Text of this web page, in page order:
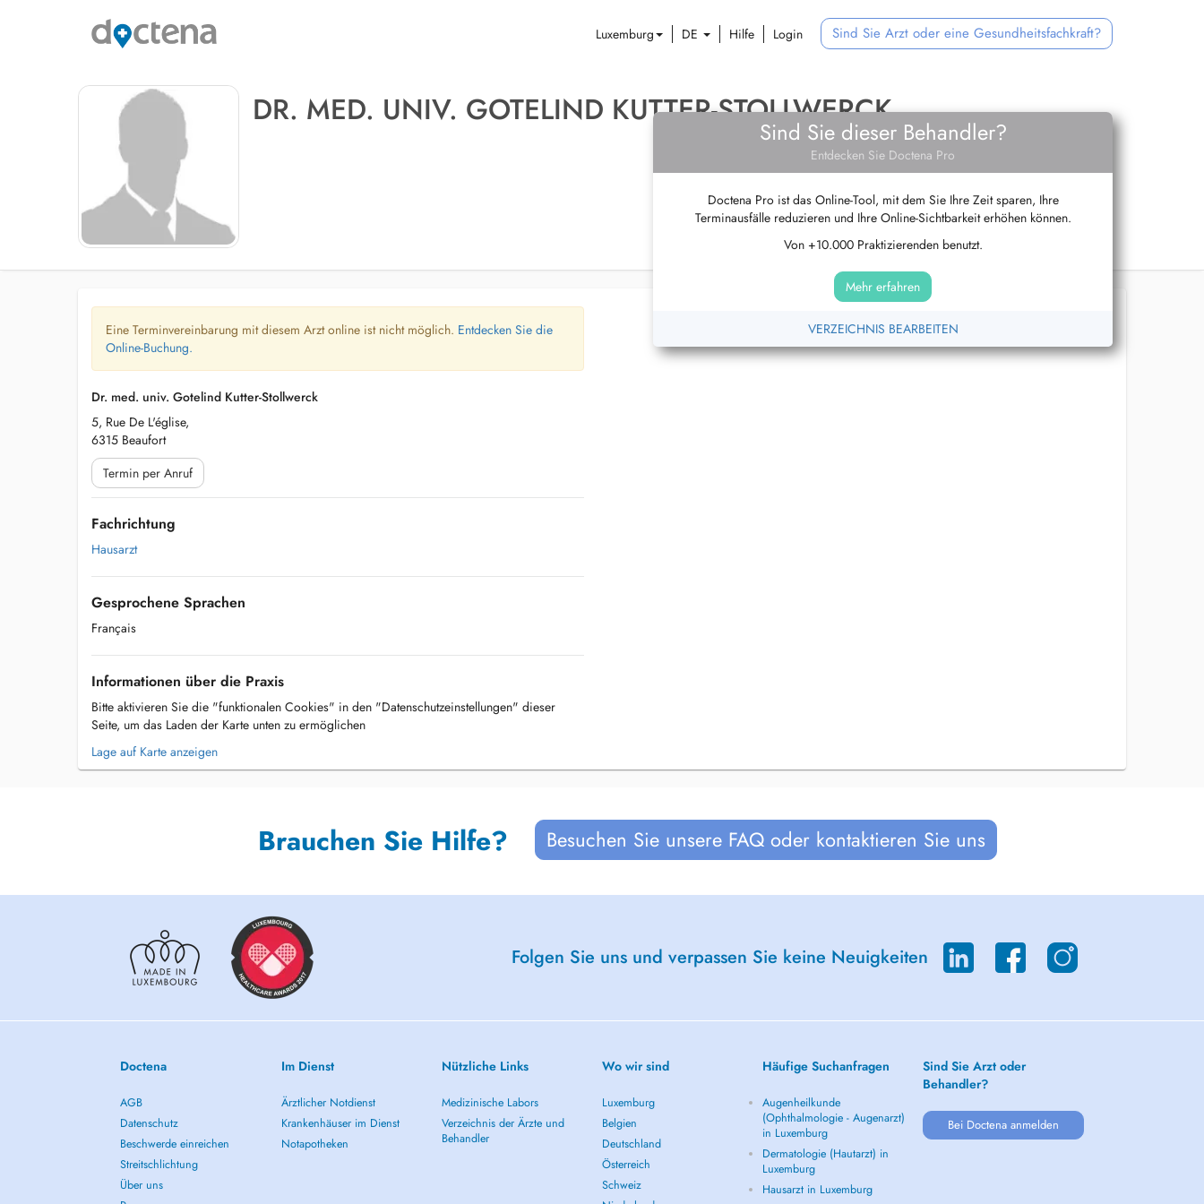
Luxemburg DE Hilfe Login Sind Sie Arzt oder eine Gesundheitsfachkraft?
DR. MED. UNIV. GOTELIND KUTTER-STOLLWERCK
Sind Sie dieser Behandler?
Entdecken Sie Doctena Pro
Doctena Pro ist das Online-Tool, mit dem Sie Ihre Zeit sparen, Ihre
Terminausfälle reduzieren und Ihre Online-Sichtbarkeit erhöhen können.
Von +10.000 Praktizierenden benutzt.
Mehr erfahren
VERZEICHNIS BEARBEITEN
Eine Terminvereinbarung mit diesem Arzt online ist nicht möglich. Entdecken Sie die
Online-Buchung.
Dr. med. univ. Gotelind Kutter-Stollwerck
5, Rue De L'église,
6315 Beaufort
Termin per Anruf
Fachrichtung
Hausarzt
Gesprochene Sprachen
Français
Informationen über die Praxis
Bitte aktivieren Sie die "funktionalen Cookies" in den "Datenschutzeinstellungen" dieser
Seite, um das Laden der Karte unten zu ermöglichen
Lage auf Karte anzeigen
Brauchen Sie Hilfe? Besuchen Sie unsere FAQ oder kontaktieren Sie uns
Folgen Sie uns und verpassen Sie keine Neuigkeiten
Doctena
AGB
Datenschutz
Beschwerde einreichen
Streitschlichtung
Über uns
Im Dienst
Ärztlicher Notdienst
Krankenhäuser im Dienst
Notapotheken
Nützliche Links
Medizinische Labors
Verzeichnis der Ärzte und
Behandler
Wo wir sind
Luxemburg
Belgien
Deutschland
Österreich
Schweiz
Häufige Suchanfragen
Augenheilkunde
(Ophthalmologie - Augenarzt)
in Luxemburg
Dermatologie (Hautarzt) in
Luxemburg
Hausarzt in Luxemburg
Sind Sie Arzt oder
Behandler?
Bei Doctena anmelden